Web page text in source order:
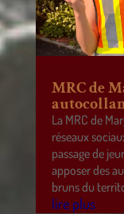
MRC de
La MRC de
réseaux
passage de
apposer des
bruns du
lire plus